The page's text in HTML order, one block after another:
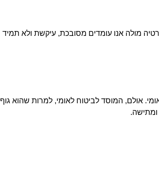
מולה אנו עומדים מסובכת, עיקשת ולא תמיד
אולם, המוסד לביטוח לאומי, למרות שהוא גוף
ומתישה.